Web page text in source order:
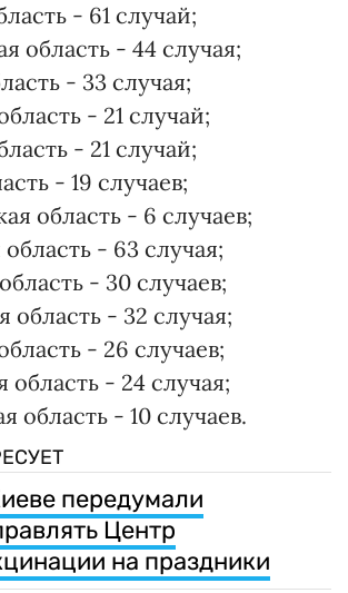
- 61 случай;
область - 44 случая;
- 33 случая;
- 21 случай;
- 21 случай;
- 19 случаев;
область - 6 случаев;
- 63 случая;
- 30 случаев;
область - 32 случая;
- 26 случаев;
область - 24 случая;
область - 10 случаев.
передумали
Центр
на праздники